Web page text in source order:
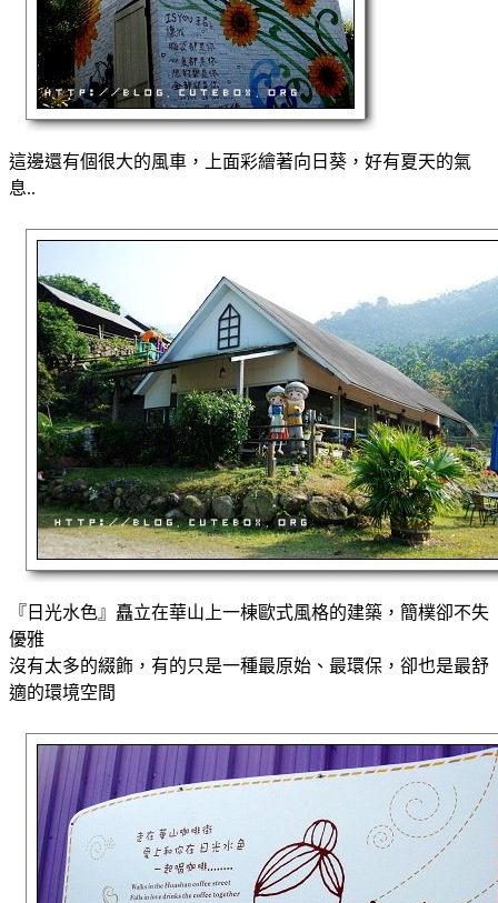
這邊還有個很大的風車，上面彩繪著向日葵，好有夏天的氣
息..
『日光水色』矗立在華山上一棟歐式風格的建築，簡樸卻不失
優雅
沒有太多的綴飾，有的只是一種最原始、最環保，卻也是最舒
適的環境空間